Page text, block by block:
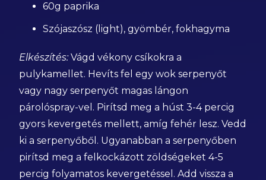
60g paprika
Szójaszósz (light), gyömbér, fokhagyma
Elkészítés: Vágd vékony csíkokra a
pulykamellet. Hevíts fel egy wok serpenyőt
vagy nagy serpenyőt magas lángon
párolóspray-vel. Pirítsd meg a húst 3-4 percig
gyors kevergetés mellett, amíg fehér lesz. Vedd
ki a serpenyőből. Ugyanabban a serpenyőben
pirítsd meg a felkockázott zöldségeket 4-5
percig folyamatos kevergetéssel. Add vissza a